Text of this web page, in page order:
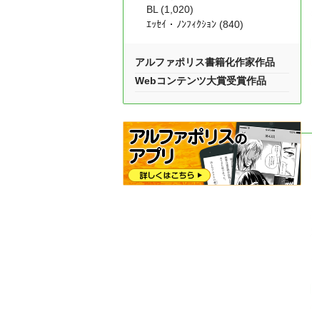
BL (1,020)
ｴｯｾｲ・ﾉﾝﾌｨｸｼｮﾝ (840)
アルファポリス書籍化作家作品
Webコンテンツ大賞受賞作品